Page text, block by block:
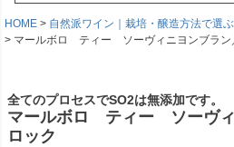
HOME
自然派ワイン｜栽培・醸造方法で選ぶ
マールボロ ティー ソーヴィニヨンブラン
全てのプロセスでSO2は無添加です。
マールボロ ティー ソーヴィ
ロック